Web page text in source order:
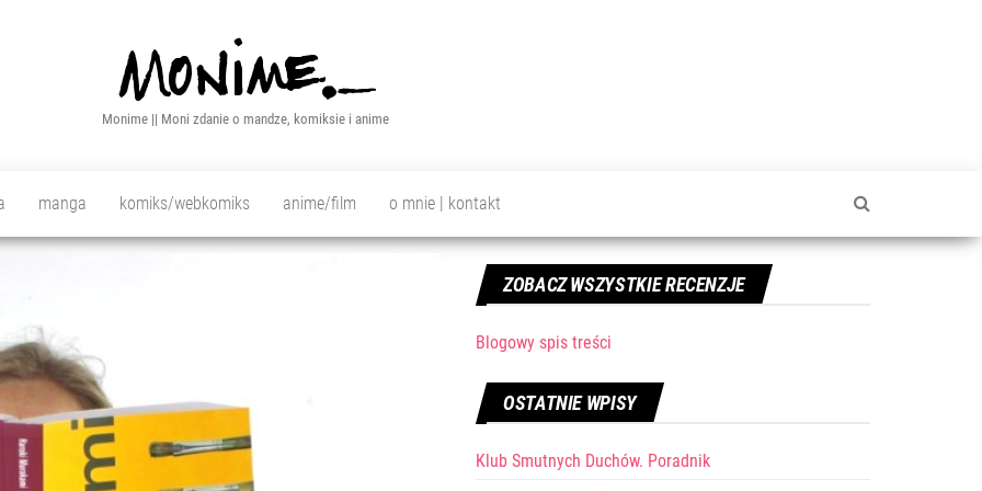
Monime || Moni zdanie o mandze, komiksie i anime
manga komiks/webkomiks anime/film o mnie | kontakt
ZOBACZ WSZYSTKIE RECENZJE
Blogowy spis treści
OSTATNIE WPISY
Klub Smutnych Duchów. Poradnik